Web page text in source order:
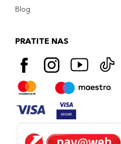
Blog
PRATITE NAS